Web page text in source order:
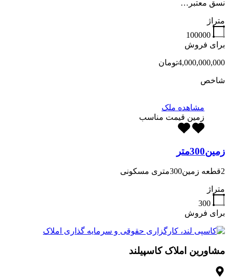
نسق معتبر…
متراژ
100000
برای فروش
4,000,000,000تومان
شاخص
مشاهده ملک
زمین قیمت مناسب
زمین300متر
2قطعه زمین300متری مسکونی
متراژ
300
برای فروش
مشاورین املاک کاسپیلند